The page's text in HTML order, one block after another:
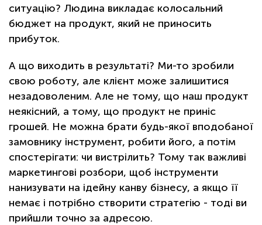
ситуацію? Людина викладає колосальний
бюджет на продукт, який не приносить
прибуток.
А що виходить в результаті? Ми-то зробили
свою роботу, але клієнт може залишитися
незадоволеним. Але не тому, що наш продукт
неякісний, а тому, що продукт не приніс
грошей. Не можна брати будь-якої вподобаної
замовнику інструмент, робити його, а потім
спостерігати: чи вистрілить? Тому так важливі
маркетингові розбори, щоб інструменти
нанизувати на ідейну канву бізнесу, а якщо її
немає і потрібно створити стратегію - тоді ви
прийшли точно за адресою.